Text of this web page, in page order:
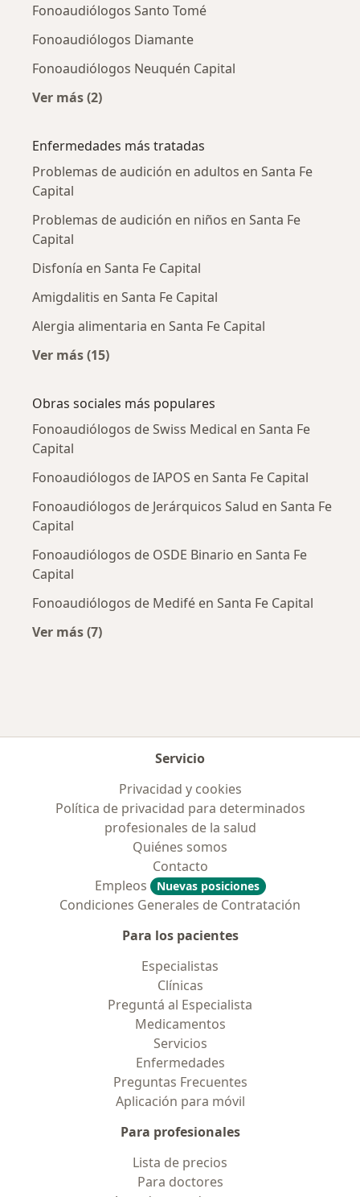
Fonoaudiólogos Santo Tomé
Fonoaudiólogos Diamante
Fonoaudiólogos Neuquén Capital
Ver más (2)
Enfermedades más tratadas
Problemas de audición en adultos en Santa Fe
Capital
Problemas de audición en niños en Santa Fe
Capital
Disfonía en Santa Fe Capital
Amigdalitis en Santa Fe Capital
Alergia alimentaria en Santa Fe Capital
Ver más (15)
Obras sociales más populares
Fonoaudiólogos de Swiss Medical en Santa Fe
Capital
Fonoaudiólogos de IAPOS en Santa Fe Capital
Fonoaudiólogos de Jerárquicos Salud en Santa Fe
Capital
Fonoaudiólogos de OSDE Binario en Santa Fe
Capital
Fonoaudiólogos de Medifé en Santa Fe Capital
Ver más (7)
Servicio
Privacidad y cookies
Política de privacidad para determinados
profesionales de la salud
Quiénes somos
Contacto
Empleos
Nuevas posiciones
Condiciones Generales de Contratación
Para los pacientes
Especialistas
Clínicas
Preguntá al Especialista
Medicamentos
Servicios
Enfermedades
Preguntas Frecuentes
Aplicación para móvil
Para profesionales
Lista de precios
Para doctores